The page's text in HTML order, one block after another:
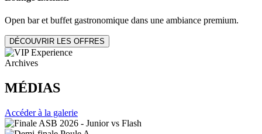
Open bar et buffet gastronomique dans une ambiance premium.
DÉCOUVRIR LES OFFRES
Archives
MÉDIAS
Accéder à la galerie